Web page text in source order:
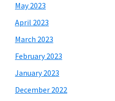
May 2023
April 2023
March 2023
February 2023
January 2023
December 2022